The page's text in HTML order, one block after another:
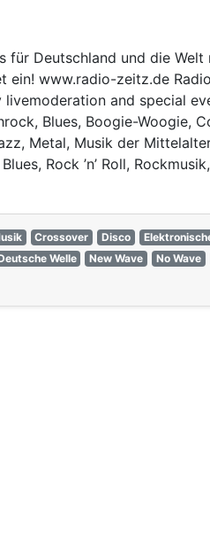
für Deutschland und die
www.radio-zeitz.de
and special
Blues, Boogie-Woogie,
Metal, Musik der
Rock ’n’ Roll,
Crossover Disco
Welle New Wave No Wave